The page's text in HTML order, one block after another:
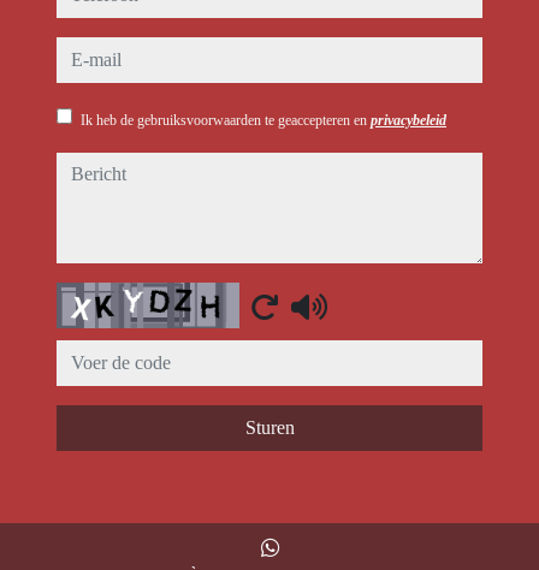
e-mail
Ik heb de gebruiksvoorwaarden te geaccepteren en privacybeleid
bericht
Captcha
Sturen